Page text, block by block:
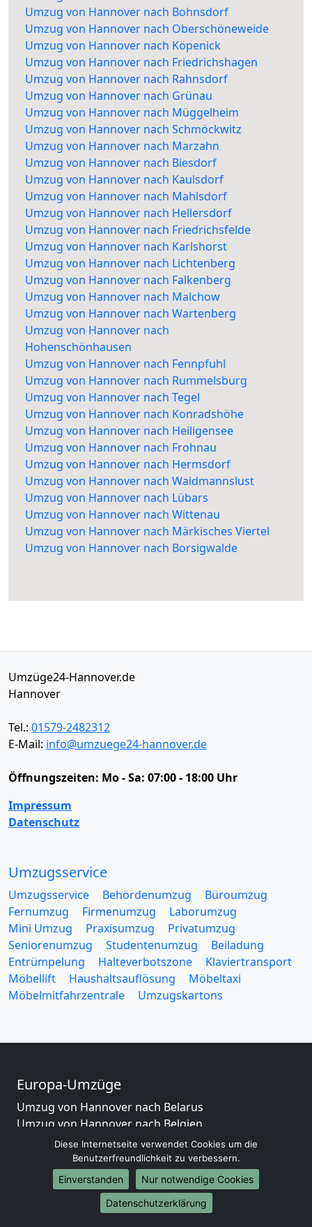
Umzug von Hannover nach Bohnsdorf
Umzug von Hannover nach Oberschöneweide
Umzug von Hannover nach Köpenick
Umzug von Hannover nach Friedrichshagen
Umzug von Hannover nach Rahnsdorf
Umzug von Hannover nach Grünau
Umzug von Hannover nach Müggelheim
Umzug von Hannover nach Schmöckwitz
Umzug von Hannover nach Marzahn
Umzug von Hannover nach Biesdorf
Umzug von Hannover nach Kaulsdorf
Umzug von Hannover nach Mahlsdorf
Umzug von Hannover nach Hellersdorf
Umzug von Hannover nach Friedrichsfelde
Umzug von Hannover nach Karlshorst
Umzug von Hannover nach Lichtenberg
Umzug von Hannover nach Falkenberg
Umzug von Hannover nach Malchow
Umzug von Hannover nach Wartenberg
Umzug von Hannover nach
Hohenschönhausen
Umzug von Hannover nach Fennpfuhl
Umzug von Hannover nach Rummelsburg
Umzug von Hannover nach Tegel
Umzug von Hannover nach Konradshöhe
Umzug von Hannover nach Heiligensee
Umzug von Hannover nach Frohnau
Umzug von Hannover nach Hermsdorf
Umzug von Hannover nach Waidmannslust
Umzug von Hannover nach Lübars
Umzug von Hannover nach Wittenau
Umzug von Hannover nach Märkisches Viertel
Umzug von Hannover nach Borsigwalde
Umzüge24-Hannover.de
Hannover
Tel.: 01579-2482312
E-Mail: info@umzuege24-hannover.de
Öffnungszeiten: Mo - Sa: 07:00 - 18:00 Uhr
Impressum
Datenschutz
Umzugsservice
Umzugsservice Behördenumzug
Büroumzug
Fernumzug
Firmenumzug
Laborumzug
Mini Umzug
Praxisumzug
Privatumzug
Seniorenumzug
Studentenumzug
Beiladung
Entrümpelung
Halteverbotszone
Klaviertransport
Möbellift
Haushaltsauflösung
Möbeltaxi
Möbelmitfahrzentrale
Umzugskartons
Europa-Umzüge
Umzug von Hannover nach Belarus
Umzug von Hannover nach Belgien
Umzug von Hannover nach Bulgarien
Umzug von Hannover nach Dänemark
Umzug von Hannover nach England
Umzug von Hannover nach Portugal
Umzug von Hannover nach Bosnien
Diese Internetseite verwendet Cookies um die
Benutzerfreundlichkeit zu verbessern.
Einverstanden
Nur notwendige Cookies
Datenschutzerklärung